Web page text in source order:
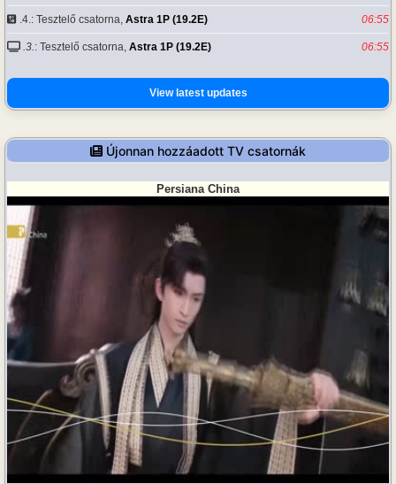
.4.: Tesztelő csatorna, Astra 1P (19.2E) 06:55
.3.: Tesztelő csatorna, Astra 1P (19.2E) 06:55
View latest updates
Újonnan hozzáadott TV csatornák
Persiana China